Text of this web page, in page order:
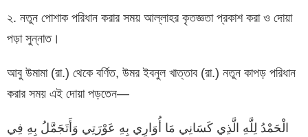
২. নতুন পোশাক পরিধান করার সময় আল্লাহর কৃতজ্ঞতা প্রকাশ করা ও দোয়া
পড়া সুন্নাত।
আবু উমামা (রা.) থেকে বর্ণিত, উমর ইবনুল খাত্তাব (রা.) নতুন কাপড় পরিধান
করার সময় এই দোয়া পড়তেন—
الْحَمْدُ لِلَّهِ الَّذِي كَسَانِي مَا أُوَارِي بِهِ عَوْرَتِي وَأَتَجَمَّلُ بِهِ فِي